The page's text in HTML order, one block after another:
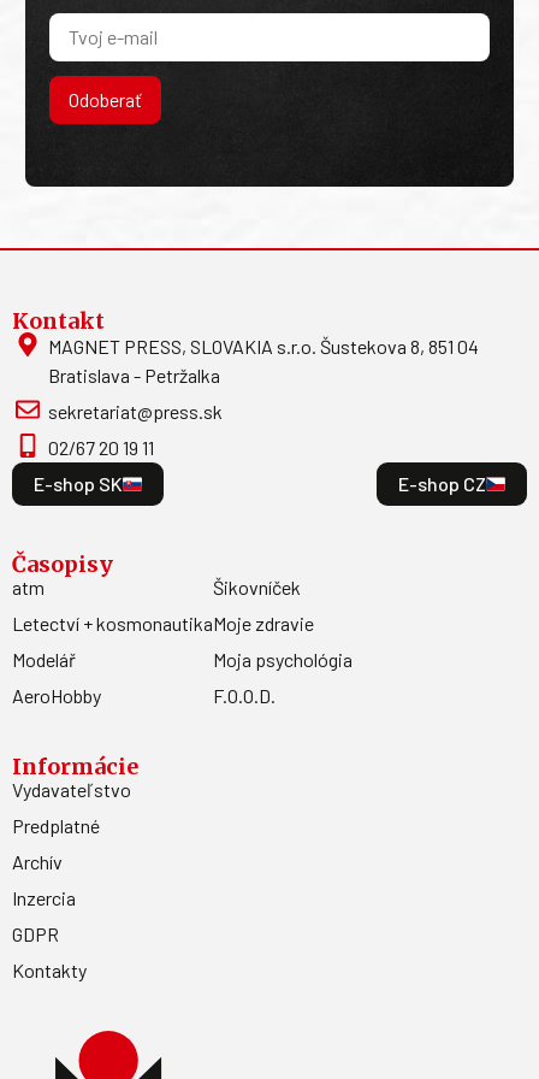
Odoberať
Kontakt
MAGNET PRESS, SLOVAKIA s.r.o. Šustekova 8, 851 04
Bratislava - Petržalka
sekretariat@press.sk
02/67 20 19 11
E-shop SK
E-shop CZ
Časopisy
atm
Letectví + kosmonautika
Modelář
AeroHobby
Šikovníček
Moje zdravie
Moja psychológia
F.O.O.D.
Informácie
Vydavateľstvo
Predplatné
Archív
Inzercia
GDPR
Kontakty